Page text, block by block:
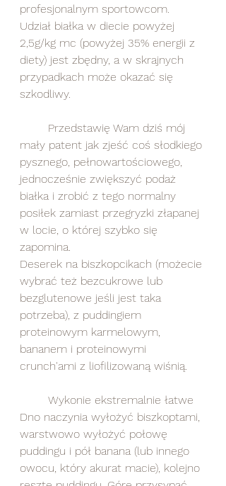
profesjonalnym sportowcom.
Udział białka w diecie powyżej
2,5g/kg mc (powyżej 35% energii z
diety) jest zbędny, a w skrajnych
przypadkach może okazać się
szkodliwy.
mały patent jak zjeść coś słodkiego
pysznego, pełnowartościowego,
jednocześnie zwiększyć podaż
białka i zrobić z tego normalny
posiłek zamiast przegryzki złapanej
w locie, o której szybko się
zapomina.
Deserek na biszkopcikach (możecie
wybrać też bezcukrowe lub
bezglutenowe jeśli jest taka
potrzeba), z puddingiem
proteinowym karmelowym,
bananem i proteinowymi
crunch'ami z liofilizowaną wiśnią.
Dno naczynia wyłożyć biszkoptami,
warstwowo wyłożyć połowę
puddingu i pół banana (lub innego
owocu, który akurat macie), kolejno